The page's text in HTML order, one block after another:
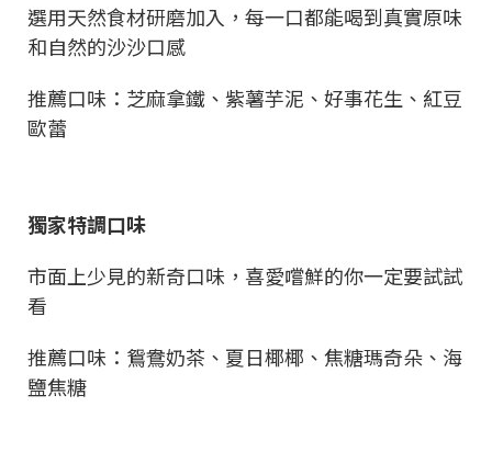
選用天然食材研磨加入，每一口都能喝到真實原味
和自然的沙沙口感
推薦口味：芝麻拿鐵、紫薯芋泥、好事花生、紅豆
歐蕾
獨家特調口味
市面上少見的新奇口味，喜愛嚐鮮的你一定要試試
看
推薦口味：鴛鴦奶茶、夏日椰椰、焦糖瑪奇朵、海
鹽焦糖